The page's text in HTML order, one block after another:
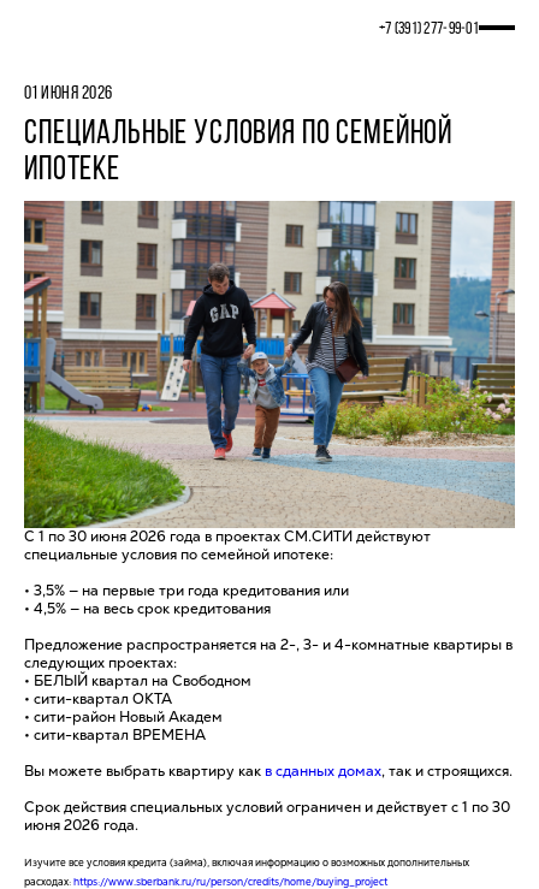
+7 (391) 277‒99‒01
01 ИЮНЯ 2026
СПЕЦИАЛЬНЫЕ УСЛОВИЯ ПО СЕМЕЙНОЙ
ИПОТЕКЕ
С 1 по 30 июня 2026 года в проектах СМ.СИТИ действуют
специальные условия по семейной ипотеке:
• 3,5% — на первые три года кредитования или
• 4,5% — на весь срок кредитования
Предложение распространяется на 2-, 3- и 4-комнатные квартиры в
следующих проектах:
• БЕЛЫЙ квартал на Свободном
• сити-квартал ОКТА
• сити-район Новый Академ
• сити-квартал ВРЕМЕНА
Вы можете выбрать квартиру как в сданных домах, так и строящихся.
Срок действия специальных условий ограничен и действует с 1 по 30
июня 2026 года.
Изучите все условия кредита (займа), включая информацию о возможных дополнительных
расходах: https://www.sberbank.ru/ru/person/credits/home/buying_project